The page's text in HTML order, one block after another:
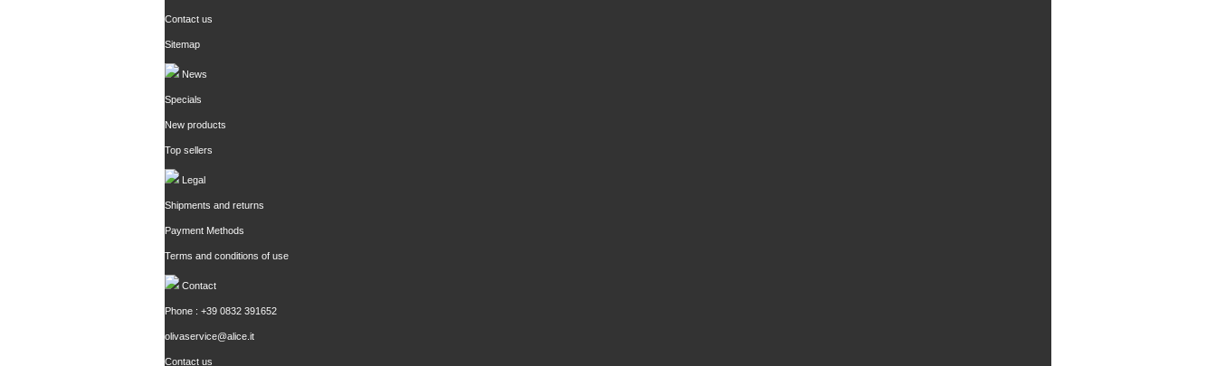
Contact us
Sitemap
News
Specials
New products
Top sellers
Legal
Shipments and returns
Payment Methods
Terms and conditions of use
Contact
Phone : +39 0832 391652
olivaservice@alice.it
Contact us